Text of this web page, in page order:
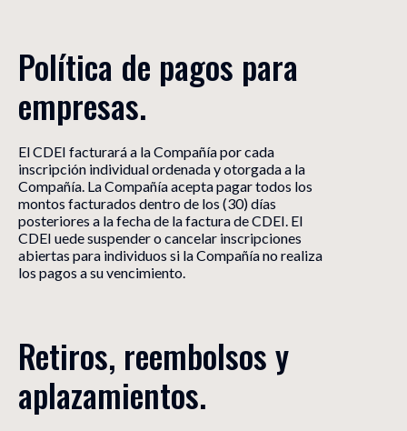
Política de pagos para
empresas.
El CDEI facturará a la Compañía por cada
inscripción individual ordenada y otorgada a la
Compañía. La Compañía acepta pagar todos los
montos facturados dentro de los (30) días
posteriores a la fecha de la factura de CDEI. El
CDEI uede suspender o cancelar inscripciones
abiertas para individuos si la Compañía no realiza
los pagos a su vencimiento.
Retiros, reembolsos y
aplazamientos.